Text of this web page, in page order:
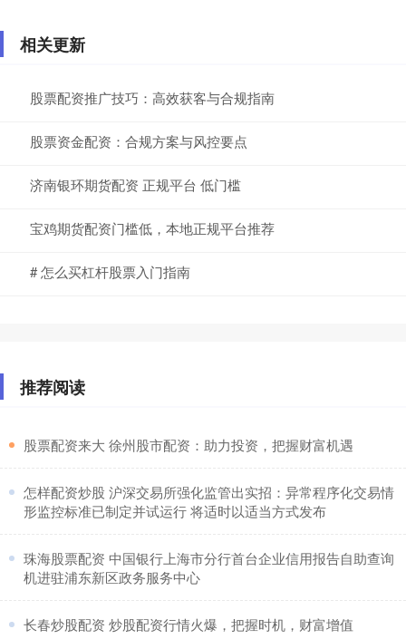
相关更新
股票配资推广技巧：高效获客与合规指南
股票资金配资：合规方案与风控要点
济南银环期货配资 正规平台 低门槛
宝鸡期货配资门槛低，本地正规平台推荐
# 怎么买杠杆股票入门指南
推荐阅读
​股票配资来大 徐州股市配资：助力投资，把握财富机遇
​怎样配资炒股 沪深交易所强化监管出实招：异常程序化交易情
形监控标准已制定并试运行 将适时以适当方式发布
​珠海股票配资 中国银行上海市分行首台企业信用报告自助查询
机进驻浦东新区政务服务中心
​长春炒股配资 炒股配资行情火爆，把握时机，财富增值